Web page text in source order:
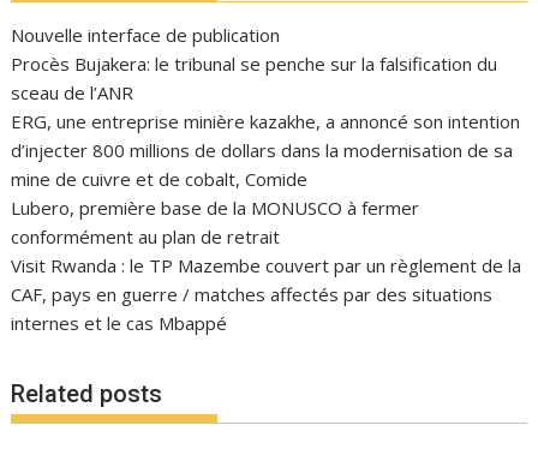
Nouvelle interface de publication
Procès Bujakera: le tribunal se penche sur la falsification du
sceau de l’ANR
ERG, une entreprise minière kazakhe, a annoncé son intention
d’injecter 800 millions de dollars dans la modernisation de sa
mine de cuivre et de cobalt, Comide
Lubero, première base de la MONUSCO à fermer
conformément au plan de retrait
Visit Rwanda : le TP Mazembe couvert par un règlement de la
CAF, pays en guerre / matches affectés par des situations
internes et le cas Mbappé
Related posts